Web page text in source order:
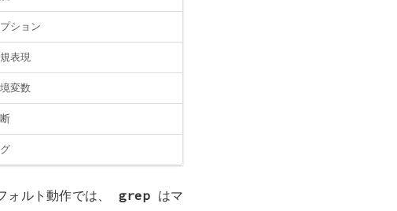
ション
表現
変数
ォルト動作では、 grepはマ